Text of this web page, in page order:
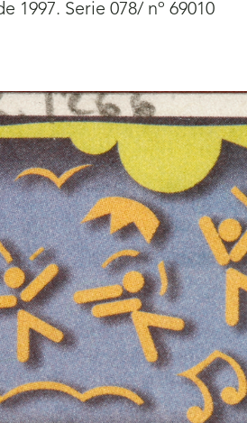
1997. Serie 078/ nº 69010